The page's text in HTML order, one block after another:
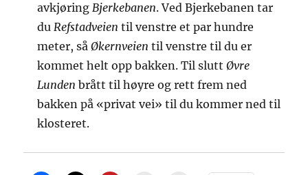
avkjøringBjerkebanen. Ved Bjerkebanen tar
duRefstadveien til venstre et par hundre
meter, såØkernveientil venstre til du er
kommet helt opp bakken. Til slutt Øvre
Lundenbrått til høyre og rett frem ned
bakken på «privat vei» til du kommer ned til
klosteret.